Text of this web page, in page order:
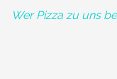
Wer Pizza zu uns